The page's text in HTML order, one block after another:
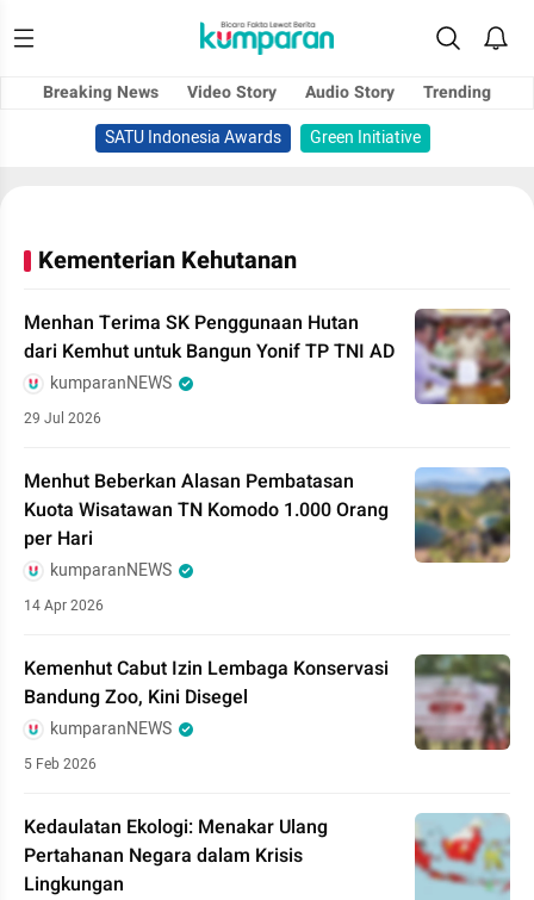
Breaking News Video Story Audio Story
Trending
SATU Indonesia Awards
Green Initiative
Kementerian Kehutanan
Menhan Terima SK Penggunaan Hutan
dari Kemhut untuk Bangun Yonif TP TNI AD
kumparanNEWS
29 Jul 2026
Menhut Beberkan Alasan Pembatasan
Kuota Wisatawan TN Komodo 1.000 Orang
per Hari
kumparanNEWS
14 Apr 2026
Kemenhut Cabut Izin Lembaga Konservasi
Bandung Zoo, Kini Disegel
kumparanNEWS
5 Feb 2026
Kedaulatan Ekologi: Menakar Ulang
Pertahanan Negara dalam Krisis
Lingkungan